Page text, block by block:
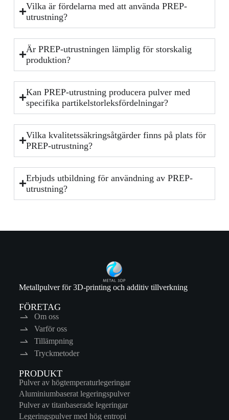
Vilka är fördelarna med att använda PREP-
utrustning?
Är PREP-utrustningen lämplig för storskalig
produktion?
Kan PREP-utrustning producera pulver med
specifika partikelstorleksfördelningar?
Vilka kvalitetssäkringsåtgärder finns på plats för
PREP-utrustning?
Erbjuds utbildning för användning av PREP-
utrustning?
Metallpulver för 3D-printing och additiv tillverkning
FÖRETAG
Om oss
Varför oss
Tillämpning
Tryckmetoder
PRODUKT
Pulver av högtemperaturlegeringar
Aluminiumbaserat legeringspulver
Pulver av titanbaserade legeringar
Legeringspulver med hög entropi